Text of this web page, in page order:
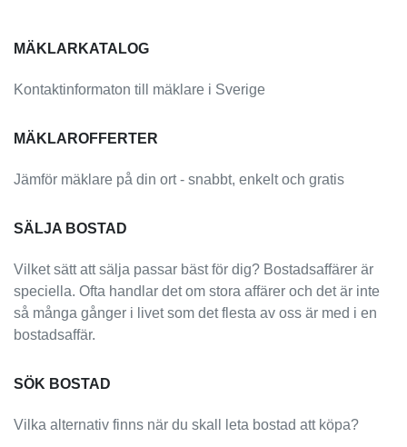
MÄKLARKATALOG
Kontaktinformaton till mäklare i Sverige
MÄKLAROFFERTER
Jämför mäklare på din ort - snabbt, enkelt och gratis
SÄLJA BOSTAD
Vilket sätt att sälja passar bäst för dig? Bostadsaffärer är
speciella. Ofta handlar det om stora affärer och det är inte
så många gånger i livet som det flesta av oss är med i en
bostadsaffär.
SÖK BOSTAD
Vilka alternativ finns när du skall leta bostad att köpa?